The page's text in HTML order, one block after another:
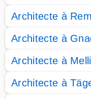
Architecte à
Architecte à
Architecte à
Architecte à